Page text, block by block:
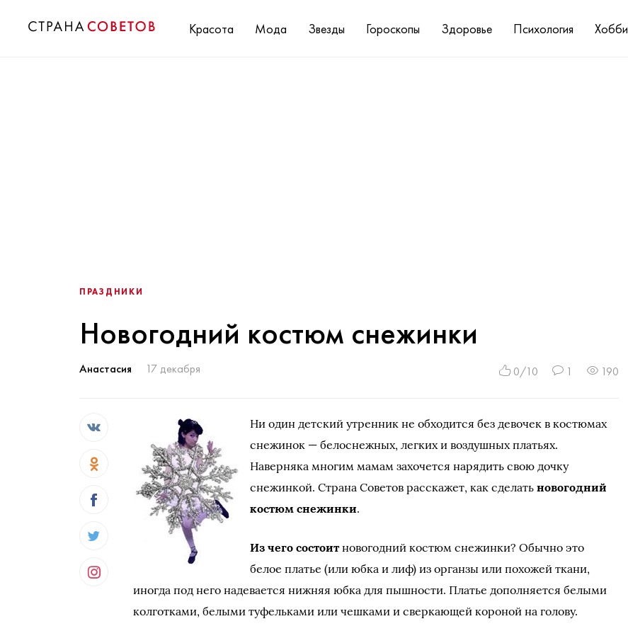
Красота Мода Звезды Гороскопы Здоровье Психология Хобби
ПРАЗДНИКИ
Новогодний костюм снежинки
Анастасия 17 декабря 0/10 1 190
Ни один детский утренник не обходится без девочек в костюмах
снежинок — белоснежных, легких и воздушных платьях.
Наверняка многим мамам захочется нарядить свою дочку
снежинкой. Страна Советов расскажет, как сделатьновогодний
костюм снежинки.
Из чего состоитновогодний костюм снежинки? Обычно это
белое платье (или юбка и лиф) из органзы или похожей ткани,
иногда под него надевается нижняя юбка для пышности. Платье дополняется белыми
колготками, белыми туфельками или чешками и сверкающей короной на голову.